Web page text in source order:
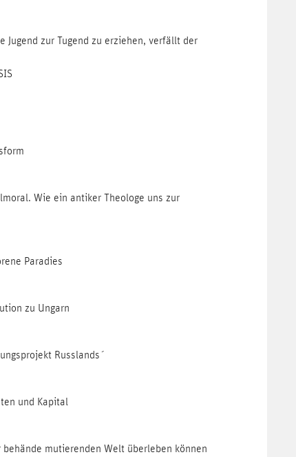
Jugend zur Tugend zu erziehen, verfällt der
Wie ein antiker Theologe uns zur
Paradies
zu Ungarn
Russlands´
und Kapital
mutierenden Welt überleben können